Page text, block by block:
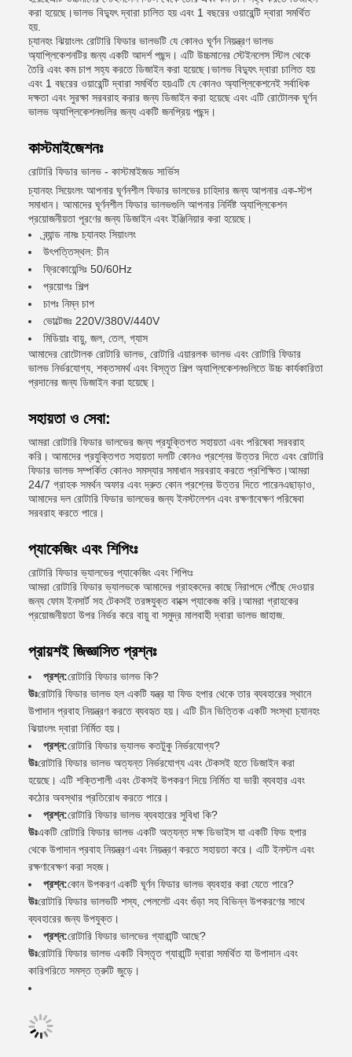
করা হয়েছে।ভালভ বিদ্যুৎ দ্বারা চালিত হয় এবং 1 বছরের ওয়ারেন্টি দ্বারা সমর্থিত
হয়.
চ্যানহং ঝিয়াংলং রোটারি ফিডার ভালভটি যে কোনও ঘূর্ণন নিয়ন্ত্রণ ভালভ
অ্যাপ্লিকেশনটির জন্য একটি আদর্শ পছন্দ। এটি উচ্চমানের স্টেইনলেস স্টিল থেকে
তৈরি এবং কম চাপ সহ্য করতে ডিজাইন করা হয়েছে।ভালভ বিদ্যুৎ দ্বারা চালিত হয়
এবং 1 বছরের ওয়ারেন্টি দ্বারা সমর্থিত হয়এটি যে কোনও অ্যাপ্লিকেশনেই সর্বাধিক
দক্ষতা এবং সুরক্ষা সরবরাহ করার জন্য ডিজাইন করা হয়েছে এবং এটি রোটোলক ঘূর্ণন
ভালভ অ্যাপ্লিকেশনগুলির জন্য একটি জনপ্রিয় পছন্দ।
কাস্টমাইজেশনঃ
রোটারি ফিডার ভালভ - কাস্টমাইজড সার্ভিস
চ্যানহং সিয়েংলং আপনার ঘূর্ণনশীল ফিডার ভালভের চাহিদার জন্য আপনার এক-স্টপ
সমাধান। আমাদের ঘূর্ণনশীল ফিডার ভালভগুলি আপনার নির্দিষ্ট অ্যাপ্লিকেশন
প্রয়োজনীয়তা পূরণের জন্য ডিজাইন এবং ইঞ্জিনিয়ার করা হয়েছে।
ব্র্যান্ড নামঃ চ্যানহং সিয়াংলং
উৎপত্তিস্থল: চীন
ফ্রিকোয়েন্সিঃ 50/60Hz
প্রয়োগঃ শিল্প
চাপঃ নিম্ন চাপ
ভোল্টেজঃ 220V/380V/440V
মিডিয়াঃ বায়ু, জল, তেল, গ্যাস
আমাদের রোটোলক রোটারি ভালভ, রোটারি এয়ারলক ভালভ এবং রোটারি ফিডার
ভালভ নির্ভরযোগ্য, শক্তসমর্থ এবং বিস্তৃত শিল্প অ্যাপ্লিকেশনগুলিতে উচ্চ কার্যকারিতা
প্রদানের জন্য ডিজাইন করা হয়েছে।
সহায়তা ও সেবা:
আমরা রোটারি ফিডার ভালভের জন্য প্রযুক্তিগত সহায়তা এবং পরিষেবা সরবরাহ
করি। আমাদের প্রযুক্তিগত সহায়তা দলটি কোনও প্রশ্নের উত্তর দিতে এবং রোটারি
ফিডার ভালভ সম্পর্কিত কোনও সমস্যার সমাধান সরবরাহ করতে প্রশিক্ষিত।আমরা
24/7 গ্রাহক সমর্থন অফার এবং দ্রুত কোন প্রশ্নের উত্তর দিতে পারেনএছাড়াও,
আমাদের দল রোটারি ফিডার ভালভের জন্য ইনস্টলেশন এবং রক্ষণাবেক্ষণ পরিষেবা
সরবরাহ করতে পারে।
প্যাকেজিং এবং শিপিংঃ
রোটারি ফিডার ভ্যালভের প্যাকেজিং এবং শিপিংঃ
আমরা রোটারি ফিডার ভ্যালভকে আমাদের গ্রাহকদের কাছে নিরাপদে পৌঁছে দেওয়ার
জন্য ফোম ইনসার্ট সহ টেকসই তরঙ্গযুক্ত বাক্সে প্যাকেজ করি।আমরা গ্রাহকের
প্রয়োজনীয়তা উপর নির্ভর করে বায়ু বা সমুদ্র মালবাহী দ্বারা ভালভ জাহাজ.
প্রায়শই জিজ্ঞাসিত প্রশ্নঃ
প্রশ্ন:রোটারি ফিডার ভালভ কি?
উঃরোটারি ফিডার ভালভ হল একটি যন্ত্র যা ফিড হপার থেকে তার ব্যবহারের স্থানে
উপাদান প্রবাহ নিয়ন্ত্রণ করতে ব্যবহৃত হয়। এটি চীন ভিত্তিক একটি সংস্থা চ্যানহং
ঝিয়াংলং দ্বারা নির্মিত হয়।
প্রশ্ন:রোটারি ফিডার ভ্যালভ কতটুকু নির্ভরযোগ্য?
উঃরোটারি ফিডার ভালভ অত্যন্ত নির্ভরযোগ্য এবং টেকসই হতে ডিজাইন করা
হয়েছে। এটি শক্তিশালী এবং টেকসই উপকরণ দিয়ে নির্মিত যা ভারী ব্যবহার এবং
কঠোর অবস্থার প্রতিরোধ করতে পারে।
প্রশ্ন:রোটারি ফিডার ভালভ ব্যবহারের সুবিধা কি?
উঃএকটি রোটারি ফিডার ভালভ একটি অত্যন্ত দক্ষ ডিভাইস যা একটি ফিড হপার
থেকে উপাদান প্রবাহ নিয়ন্ত্রণ এবং নিয়ন্ত্রণ করতে সহায়তা করে। এটি ইনস্টল এবং
রক্ষণাবেক্ষণ করা সহজ।
প্রশ্ন:কোন উপকরণ একটি ঘূর্ণন ফিডার ভালভ ব্যবহার করা যেতে পারে?
উঃরোটারি ফিডার ভালভটি শস্য, পেললেট এবং গুঁড়া সহ বিভিন্ন উপকরণের সাথে
ব্যবহারের জন্য উপযুক্ত।
প্রশ্ন:রোটারি ফিডার ভালভের গ্যারান্টি আছে?
উঃরোটারি ফিডার ভালভ একটি বিস্তৃত গ্যারান্টি দ্বারা সমর্থিত যা উপাদান এবং
কারিগরিতে সমস্ত ত্রুটি জুড়ে।